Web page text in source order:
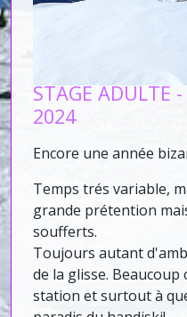
STAGE ADULTE
2024
Encore une année
Temps trés variable,
grande prétention
soufferts.
Toujours autant
de la glisse.
station et surtout à